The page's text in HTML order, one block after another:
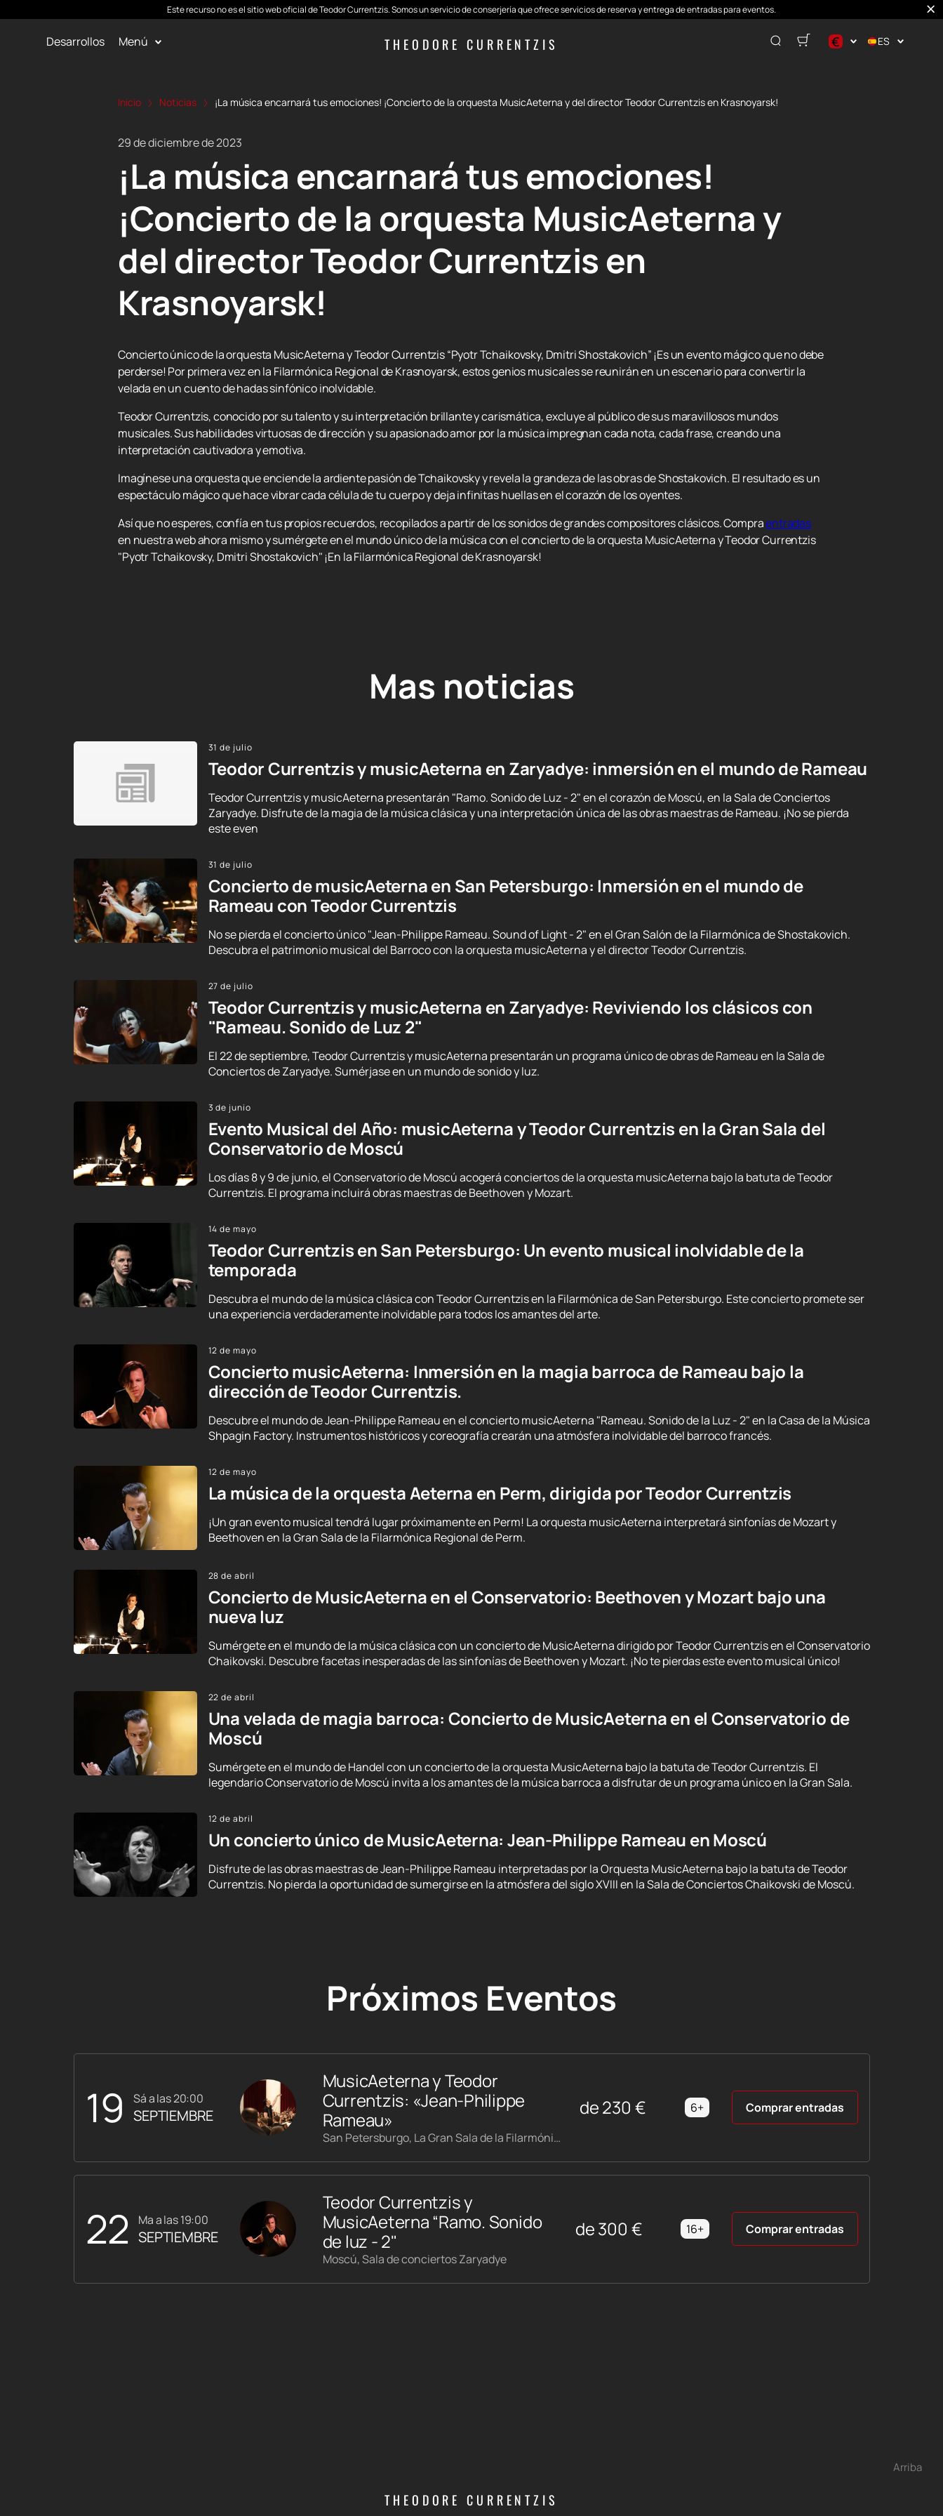
Este recurso no es el sitio web oficial de Teodor Currentzis. Somos un servicio de conserjería que ofrece servicios de reserva y entrega de entradas para eventos.
THEODORE CURRENTZIS
Desarrollos Menú € ES
Inicio Noticias ¡La música encarnará tus emociones! ¡Concierto de la orquesta MusicAeterna y del director Teodor Currentzis en Krasnoyarsk!
29 de diciembre de 2023
¡La música encarnará tus emociones!
¡Concierto de la orquesta MusicAeterna y
del director Teodor Currentzis en
Krasnoyarsk!
Concierto único de la orquesta MusicAeterna y Teodor Currentzis “Pyotr Tchaikovsky, Dmitri Shostakovich” ¡Es un evento mágico que no debe
perderse! Por primera vez en la Filarmónica Regional de Krasnoyarsk, estos genios musicales se reunirán en un escenario para convertir la
velada en un cuento de hadas sinfónico inolvidable.
Teodor Currentzis, conocido por su talento y su interpretación brillante y carismática, excluye al público de sus maravillosos mundos
musicales. Sus habilidades virtuosas de dirección y su apasionado amor por la música impregnan cada nota, cada frase, creando una
interpretación cautivadora y emotiva.
Imagínese una orquesta que enciende la ardiente pasión de Tchaikovsky y revela la grandeza de las obras de Shostakovich. El resultado es un
espectáculo mágico que hace vibrar cada célula de tu cuerpo y deja infinitas huellas en el corazón de los oyentes.
Así que no esperes, confía en tus propios recuerdos, recopilados a partir de los sonidos de grandes compositores clásicos. Compraentradas
en nuestra web ahora mismo y sumérgete en el mundo único de la música con el concierto de la orquesta MusicAeterna y Teodor Currentzis
"Pyotr Tchaikovsky, Dmitri Shostakovich" ¡En la Filarmónica Regional de Krasnoyarsk!
Mas noticias
31 de julio
Teodor Currentzis y musicAeterna en Zaryadye: inmersión en el mundo de Rameau
Teodor Currentzis y musicAeterna presentarán "Ramo. Sonido de Luz - 2" en el corazón de Moscú, en la Sala de Conciertos
Zaryadye. Disfrute de la magia de la música clásica y una interpretación única de las obras maestras de Rameau. ¡No se pierda
este even
31 de julio
Concierto de musicAeterna en San Petersburgo: Inmersión en el mundo de
Rameau con Teodor Currentzis
No se pierda el concierto único "Jean-Philippe Rameau. Sound of Light - 2" en el Gran Salón de la Filarmónica de Shostakovich.
Descubra el patrimonio musical del Barroco con la orquesta musicAeterna y el director Teodor Currentzis.
27 de julio
Teodor Currentzis y musicAeterna en Zaryadye: Reviviendo los clásicos con
"Rameau. Sonido de Luz 2"
El 22 de septiembre, Teodor Currentzis y musicAeterna presentarán un programa único de obras de Rameau en la Sala de
Conciertos de Zaryadye. Sumérjase en un mundo de sonido y luz.
3 de junio
Evento Musical del Año: musicAeterna y Teodor Currentzis en la Gran Sala del
Conservatorio de Moscú
Los días 8 y 9 de junio, el Conservatorio de Moscú acogerá conciertos de la orquesta musicAeterna bajo la batuta de Teodor
Currentzis. El programa incluirá obras maestras de Beethoven y Mozart.
14 de mayo
Teodor Currentzis en San Petersburgo: Un evento musical inolvidable de la
temporada
Descubra el mundo de la música clásica con Teodor Currentzis en la Filarmónica de San Petersburgo. Este concierto promete ser
una experiencia verdaderamente inolvidable para todos los amantes del arte.
12 de mayo
Concierto musicAeterna: Inmersión en la magia barroca de Rameau bajo la
dirección de Teodor Currentzis.
Descubre el mundo de Jean-Philippe Rameau en el concierto musicAeterna "Rameau. Sonido de la Luz - 2" en la Casa de la Música
Shpagin Factory. Instrumentos históricos y coreografía crearán una atmósfera inolvidable del barroco francés.
12 de mayo
La música de la orquesta Aeterna en Perm, dirigida por Teodor Currentzis
¡Un gran evento musical tendrá lugar próximamente en Perm! La orquesta musicAeterna interpretará sinfonías de Mozart y
Beethoven en la Gran Sala de la Filarmónica Regional de Perm.
28 de abril
Concierto de MusicAeterna en el Conservatorio: Beethoven y Mozart bajo una
nueva luz
Sumérgete en el mundo de la música clásica con un concierto de MusicAeterna dirigido por Teodor Currentzis en el Conservatorio
Chaikovski. Descubre facetas inesperadas de las sinfonías de Beethoven y Mozart. ¡No te pierdas este evento musical único!
22 de abril
Una velada de magia barroca: Concierto de MusicAeterna en el Conservatorio de
Moscú
Sumérgete en el mundo de Handel con un concierto de la orquesta MusicAeterna bajo la batuta de Teodor Currentzis. El
legendario Conservatorio de Moscú invita a los amantes de la música barroca a disfrutar de un programa único en la Gran Sala.
12 de abril
Un concierto único de MusicAeterna: Jean-Philippe Rameau en Moscú
Disfrute de las obras maestras de Jean-Philippe Rameau interpretadas por la Orquesta MusicAeterna bajo la batuta de Teodor
Currentzis. No pierda la oportunidad de sumergirse en la atmósfera del siglo XVIII en la Sala de Conciertos Chaikovski de Moscú.
Próximos Eventos
19 sá a las 20:00
SEPTIEMBRE
MusicAeterna y Teodor
Currentzis: «Jean-Philippe
Rameau»
San Petersburgo, La Gran Sala de la Filarmónica Shostakóvich
de230 € 6+ Comprar entradas
22 ma a las 19:00
SEPTIEMBRE
Teodor Currentzis y
MusicAeterna “Ramo. Sonido
de luz - 2"
Moscú, Sala de conciertos Zaryadye
de300 € 16+ Comprar entradas
Arriba
THEODORE CURRENTZIS